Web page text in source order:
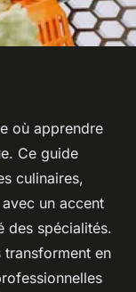
:
à
où apprendre
Ce guide
culinaires,
un accent
des spécialités.
en